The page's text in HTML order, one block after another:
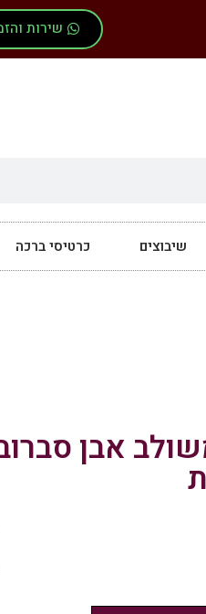
שירות
שיבוצים כרטיסי ברכה
אבן